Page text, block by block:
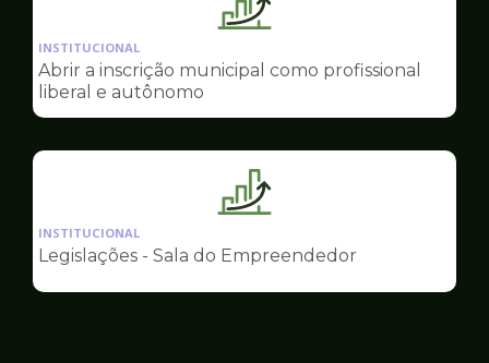
Ilustração
pagina
Sala
INSTITUCIONAL
Abrir a inscrição municipal como profissional
liberal e autônomo
Ilustração
pagina
Sala
INSTITUCIONAL
Legislações - Sala do Empreendedor